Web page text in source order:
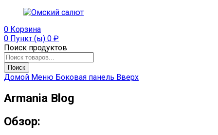
0 Корзина
0 Пункт (ы) 0 ₽
Поиск продуктов
Поиск
Домой Меню Боковая панель Вверх
Armania Blog
Обзор: